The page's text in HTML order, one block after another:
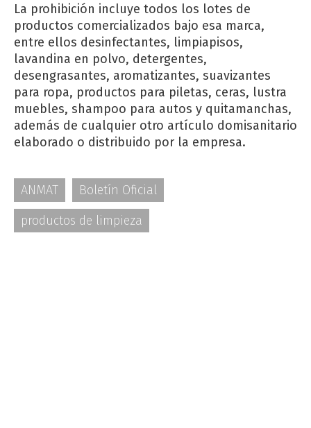
La prohibición incluye todos los lotes de
productos comercializados bajo esa marca,
entre ellos desinfectantes, limpiapisos,
lavandina en polvo, detergentes,
desengrasantes, aromatizantes, suavizantes
para ropa, productos para piletas, ceras, lustra
muebles, shampoo para autos y quitamanchas,
además de cualquier otro artículo domisanitario
elaborado o distribuido por la empresa.
ANMAT
Boletín Oficial
productos de limpieza